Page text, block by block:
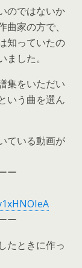
のではないか
家の方で、
知っていたの
した。
集をいただい
いう曲を選ん
ている動画が
ー
ー
たときに作っ